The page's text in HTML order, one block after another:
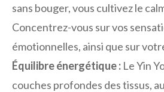
sans bouger, vous cultivez le
Concentrez-vous sur vos
émotionnelles, ainsi que sur
Équilibre énergétique : Le Yin
couches profondes des tissus,